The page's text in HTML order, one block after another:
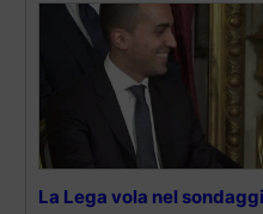
La Lega vola nel